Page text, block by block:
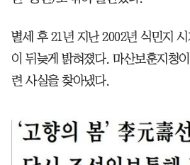
별세 후 21년 지난 2002년 식민지
이 뒤늦게 밝혀졌다. 마산보훈지청
련 사실을 찾아냈다.